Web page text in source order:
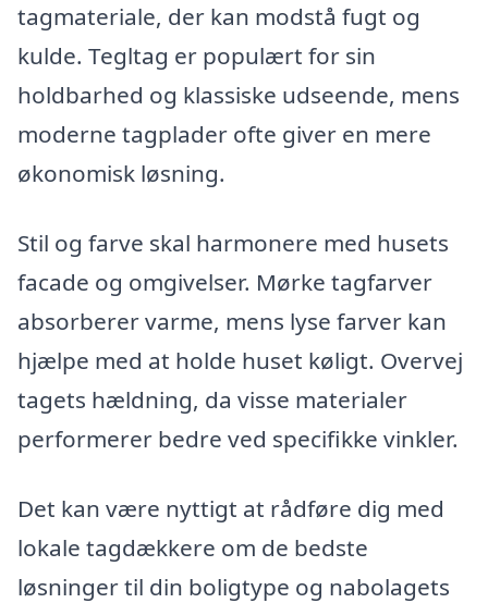
tagmateriale, der kan modstå fugt og
kulde. Tegltag er populært for sin
holdbarhed og klassiske udseende, mens
moderne tagplader ofte giver en mere
økonomisk løsning.
Stil og farve skal harmonere med husets
facade og omgivelser. Mørke tagfarver
absorberer varme, mens lyse farver kan
hjælpe med at holde huset køligt. Overvej
tagets hældning, da visse materialer
performerer bedre ved specifikke vinkler.
Det kan være nyttigt at rådføre dig med
lokale tagdækkere om de bedste
løsninger til din boligtype og nabolagets